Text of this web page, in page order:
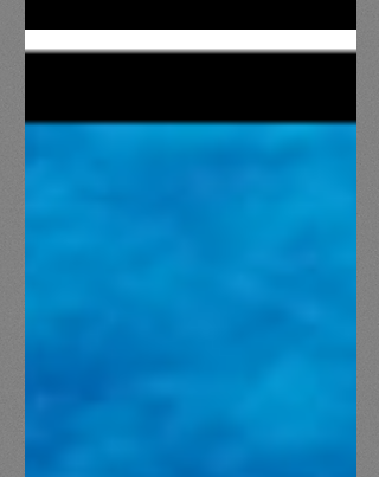
altas-temperaturas-oceanic...